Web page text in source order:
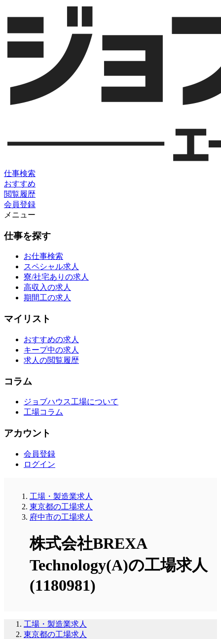
仕事検索
おすすめ
閲覧履歴
会員登録
メニュー
仕事を探す
お仕事検索
スペシャル求人
寮/社宅ありの求人
高収入の求人
期間工の求人
マイリスト
おすすめの求人
キープ中の求人
求人の閲覧履歴
コラム
ジョブハウス工場について
工場コラム
アカウント
会員登録
ログイン
工場・製造業求人
東京都の工場求人
府中市の工場求人
株式会社BREXA
Technology(A)の工場求人
(1180981)
工場・製造業求人
東京都の工場求人